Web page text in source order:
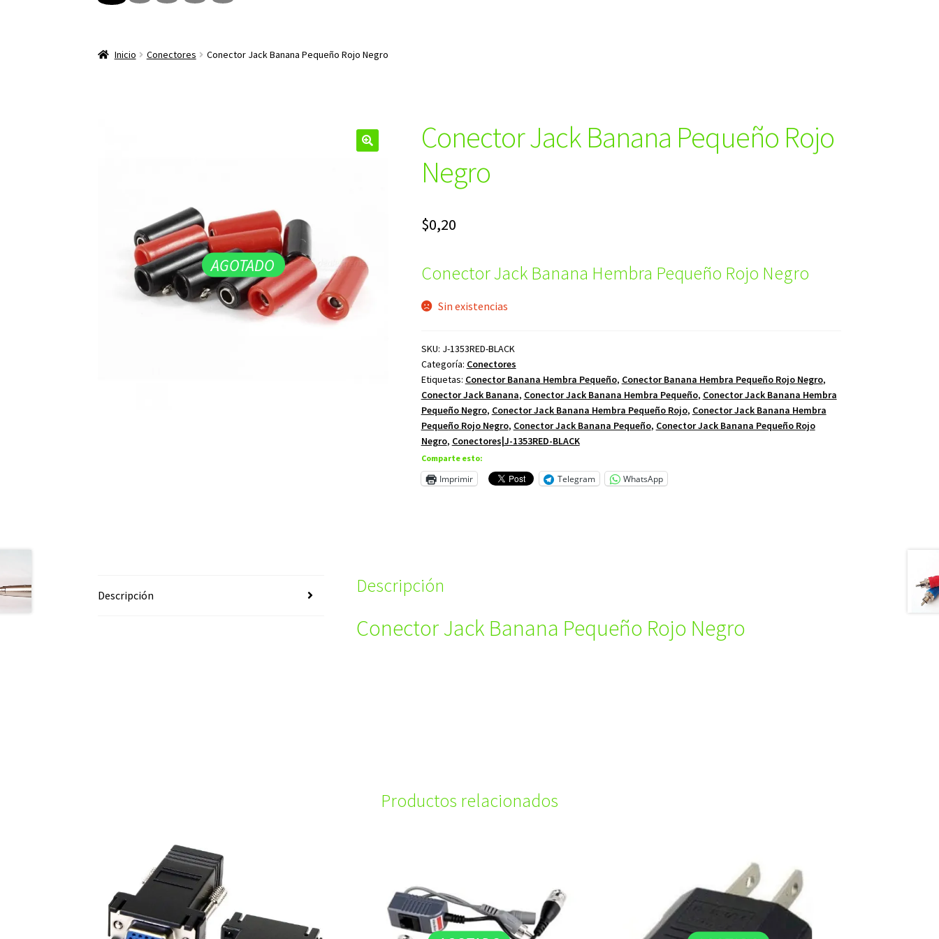
Inicio Conectores Conector Jack Banana Pequeño Rojo Negro
AGOTADO
Conector Jack Banana Pequeño Rojo
Negro
$0,20
Conector Jack Banana Hembra Pequeño Rojo Negro
Sin existencias
SKU: J-1353RED-BLACK
Categoría: Conectores
Etiquetas: Conector Banana Hembra Pequeño, Conector Banana Hembra Pequeño Rojo Negro,
Conector Jack Banana, Conector Jack Banana Hembra Pequeño, Conector Jack Banana Hembra
Pequeño Negro, Conector Jack Banana Hembra Pequeño Rojo, Conector Jack Banana Hembra
Pequeño Rojo Negro, Conector Jack Banana Pequeño, Conector Jack Banana Pequeño Rojo
Negro, Conectores|J-1353RED-BLACK
Comparte esto:
Imprimir Telegram WhatsApp
Descripción Descripción
Conector Jack Banana Pequeño Rojo Negro
Productos relacionados